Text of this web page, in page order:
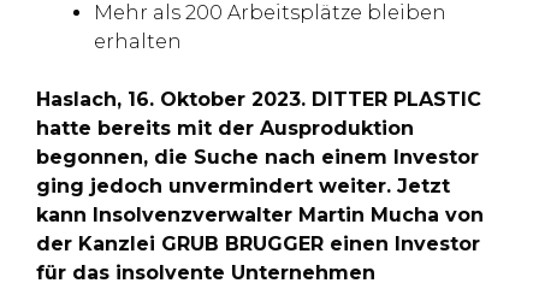
Mehr als 200 Arbeitsplätze bleiben
erhalten
Haslach, 16. Oktober 2023. DITTER PLASTIC
hatte bereits mit der Ausproduktion
begonnen, die Suche nach einem Investor
ging jedoch unvermindert weiter. Jetzt
kann Insolvenzverwalter Martin Mucha von
der Kanzlei GRUB BRUGGER einen Investor
für das insolvente Unternehmen